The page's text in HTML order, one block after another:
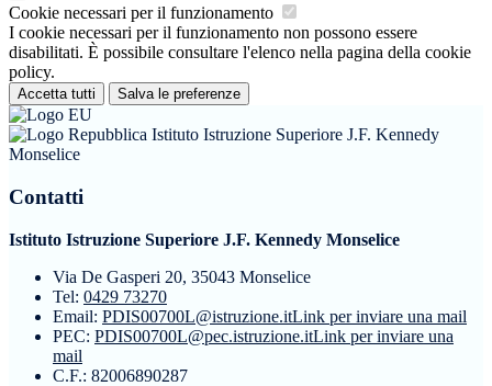
Cookie necessari per il funzionamento
I cookie necessari per il funzionamento non possono essere
disabilitati. È possibile consultare l'elenco nella pagina della cookie
policy.
Accetta tutti Salva le preferenze
Istituto Istruzione Superiore J.F. Kennedy
Monselice
Contatti
Istituto Istruzione Superiore J.F. Kennedy Monselice
Via De Gasperi 20, 35043 Monselice
Tel: 0429 73270
Email: PDIS00700L@istruzione.itLink per inviare una mail
PEC: PDIS00700L@pec.istruzione.itLink per inviare una
mail
C.F.: 82006890287